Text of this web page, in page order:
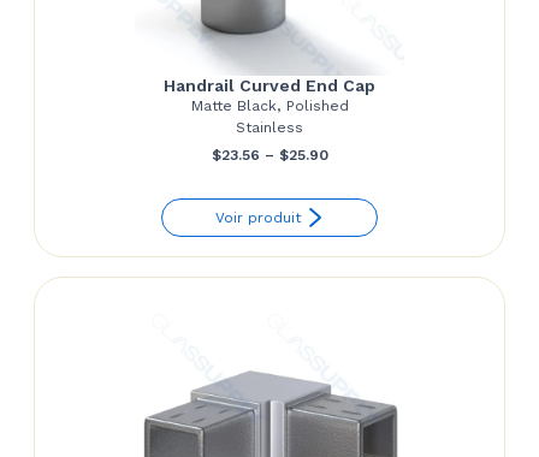
Handrail Curved End Cap
Matte Black, Polished
Stainless
$23.56 – $25.90Price
$23.56
through
Voir produit